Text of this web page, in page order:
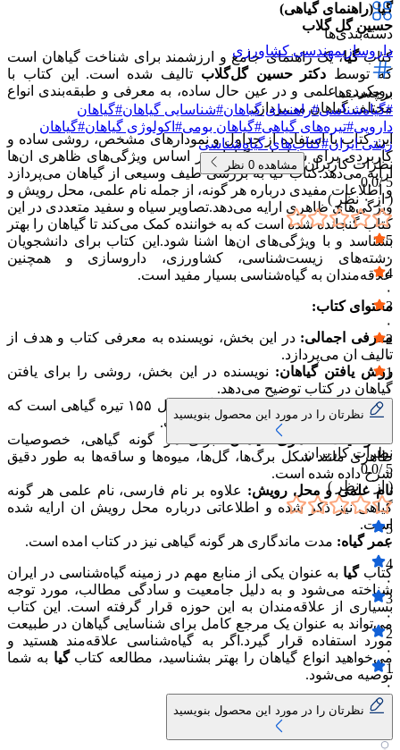
گیا (راهنمای گیاهی)
حسین گل گلاب
کتابگیا، یک راهنمای جامع و ارزشمند برای شناخت گیاهان است
که توسط دکتر حسین گل‌گلاب تالیف شده است. این کتاب با
رویکردی علمی و در عین حال ساده، به معرفی و طبقه‌بندی انواع
مختلف گیاهان می‌پردازد.
این کتاب با استفاده از جداول و نمودارهای مشخص، روشی ساده و
کاربردی برای شناسایی گیاهان بر اساس ویژگی‌های ظاهری ان‌ها
ارایه می‌دهد.کتاب گیا به بررسی طیف وسیعی از گیاهان می‌پردازد
و اطلاعات مفیدی درباره هر گونه، از جمله نام علمی، محل رویش و
ویژگی‌های ظاهری ارایه می‌دهد.تصاویر سیاه و سفید متعددی در این
کتاب گنجانده شده است که به خواننده کمک می‌کند تا گیاهان را بهتر
بشناسد و با ویژگی‌های ان‌ها اشنا شود.این کتاب برای دانشجویان
رشته‌های زیست‌شناسی، کشاورزی، داروسازی و همچنین
علاقه‌مندان به گیاه‌شناسی بسیار مفید است.
محتوای کتاب:
معرفی اجمالی: در این بخش، نویسنده به معرفی کتاب و هدف از
تالیف ان می‌پردازد.
روش یافتن گیاهان: نویسنده در این بخش، روشی را برای یافتن
گیاهان در کتاب توضیح می‌دهد.
فهرست تیره‌های گیاهی:
کتاب گیا شامل ۱۵۵ تیره گیاهی است که
هر یک به طور مفصل بررسی شده است.
خصوصیات ظاهری گیاهان:
برای هر گونه گیاهی، خصوصیات
ظاهری مانند شکل برگ‌ها، گل‌ها، میوه‌ها و ساقه‌ها به طور دقیق
شرح داده شده است.
نام علمی و محل رویش: علاوه بر نام فارسی، نام علمی هر گونه
گیاهی نیز ذکر شده و اطلاعاتی درباره محل رویش ان ارایه شده
است.
عمر گیاه: مدت ماندگاری هر گونه گیاهی نیز در کتاب امده است.
کتابگیا به عنوان یکی از منابع مهم در زمینه گیاه‌شناسی در ایران
شناخته می‌شود و به دلیل جامعیت و سادگی مطالب، مورد توجه
بسیاری از علاقه‌مندان به این حوزه قرار گرفته است. این کتاب
می‌تواند به عنوان یک مرجع کامل برای شناسایی گیاهان در طبیعت
مورد استفاده قرار گیرد.اگر به گیاه‌شناسی علاقه‌مند هستید و
می‌خواهید انواع گیاهان را بهتر بشناسید، مطالعه کتاب گیا به شما
توصیه می‌شود.
دسته‌بندی‌ها
داروسازیمهندسی کشاورزی
برچسب‌ها
#گیاه‌شناسی#راهنمای گیاهان#شناسایی گیاهان#گیاهان
دارویی#تیره‌های گیاهی#گیاهان بومی# اکولوژی گیاهان#گیاهان
زینتی ایران#کتاب‌های گیاه‌شناسی
نظرات کاربران مشاهده 0 نظر
5 /
0.0
( از ۰ نظر )
5
۰
4
۰
3
۰
2
۰
1
۰
نظرتان را در مورد این محصول بنویسید
نظرات کاربران
5 /
0.0
( از ۰ نظر )
5
۰
4
۰
3
۰
2
۰
1
۰
نظرتان را در مورد این محصول بنویسید